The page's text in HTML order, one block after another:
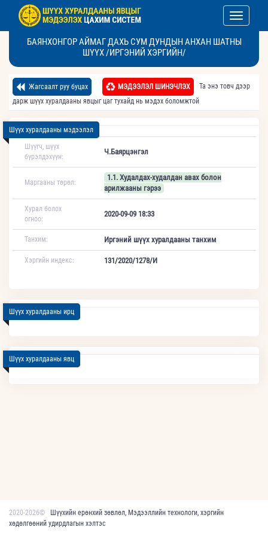
Toggle
БАЯНХОНГОР АЙМАГ ДАХЬ СУМ ДУНДЫН АНХАН ШАТНЫ
ШҮҮХ /ИРГЭНИЙ ХЭРГИЙН/
Жагсаалт руу буцах МЭДЭЭЛЭЛ ШИНЭЧЛЭХ
Та энэ товч дээр
дарж шүүх хуралдааны явцыг цаг тухайд нь мэдэх боломжтой
Шүүх хуралдааны мэдээлэл
Шүүгч, шүүх
бүрэлдэхүүн:
Ч.Баярцэнгэл
Маргааны төрөл:
1.1. Худалдах-худалдан авах болон
арилжааны гэрээ
Хурал болох
огноо:
2020-09-09 18:33
Танхим: Иргэний шүүх хуралдааны танхим
Хэргийн индекс: 131/2020/1278/И
Шүүх хуралдааны ирц
Шүүх хуралдааны явц
2020-2026©
Шүүхийн ерөнхий зөвлөл, Мэдээллийн технологи, хэргийн
хөдөлгөөний удирдлагын хэлтэс